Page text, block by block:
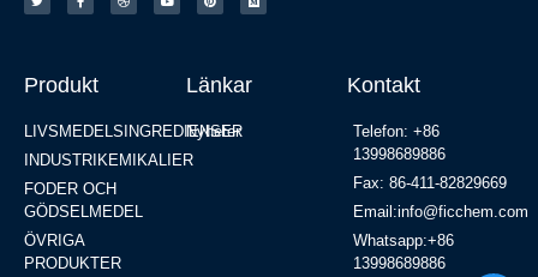
Produkt
LIVSMEDELSINGREDIENSER
INDUSTRIKEMIKALIER
FODER OCH
GÖDSELMEDEL
ÖVRIGA
PRODUKTER
Länkar
Nyheter
Kontakt
Telefon: +86
13998689886
Fax: 86-411-82829669
Email:info@ficchem.com
Whatsapp:+86
13998689886